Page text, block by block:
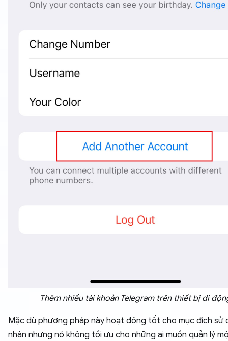
Thêm nhiều tài khoản Telegram trên thiết bị di
Mặc dù phương pháp này hoạt động tốt cho mục đích sử
nhân nhưng nó không tối ưu cho những ai muốn quản lý